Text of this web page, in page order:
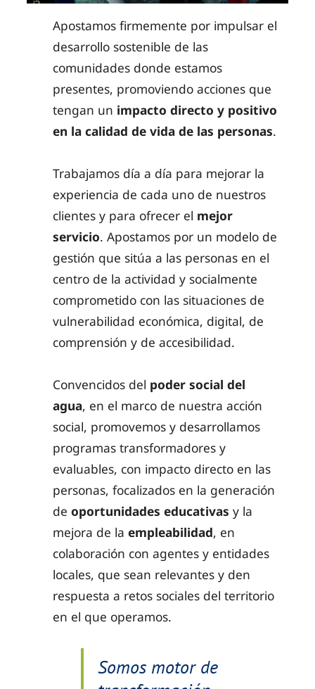
Apostamos firmemente por impulsar el
desarrollo sostenible de las
comunidades donde estamos
presentes, promoviendo acciones que
tengan un impacto directo y positivo
en la calidad de vida de las personas.
Trabajamos día a día para mejorar la
experiencia de cada uno de nuestros
clientes y para ofrecer el mejor
servicio. Apostamos por un modelo de
gestión que sitúa a las personas en el
centro de la actividad y socialmente
comprometido con las situaciones de
vulnerabilidad económica, digital, de
comprensión y de accesibilidad.
Convencidos del poder social del
agua, en el marco de nuestra acción
social, promovemos y desarrollamos
programas transformadores y
evaluables, con impacto directo en las
personas, focalizados en la generación
deoportunidades educativas y la
mejora de laempleabilidad, en
colaboración con agentes y entidades
locales, que sean relevantes y den
respuesta a retos sociales del territorio
en el que operamos.
Somos motor de